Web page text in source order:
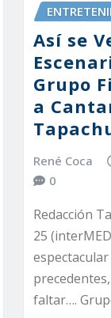
Así se
Grupo
a
René Coca
0
Redacción
25
faltar….